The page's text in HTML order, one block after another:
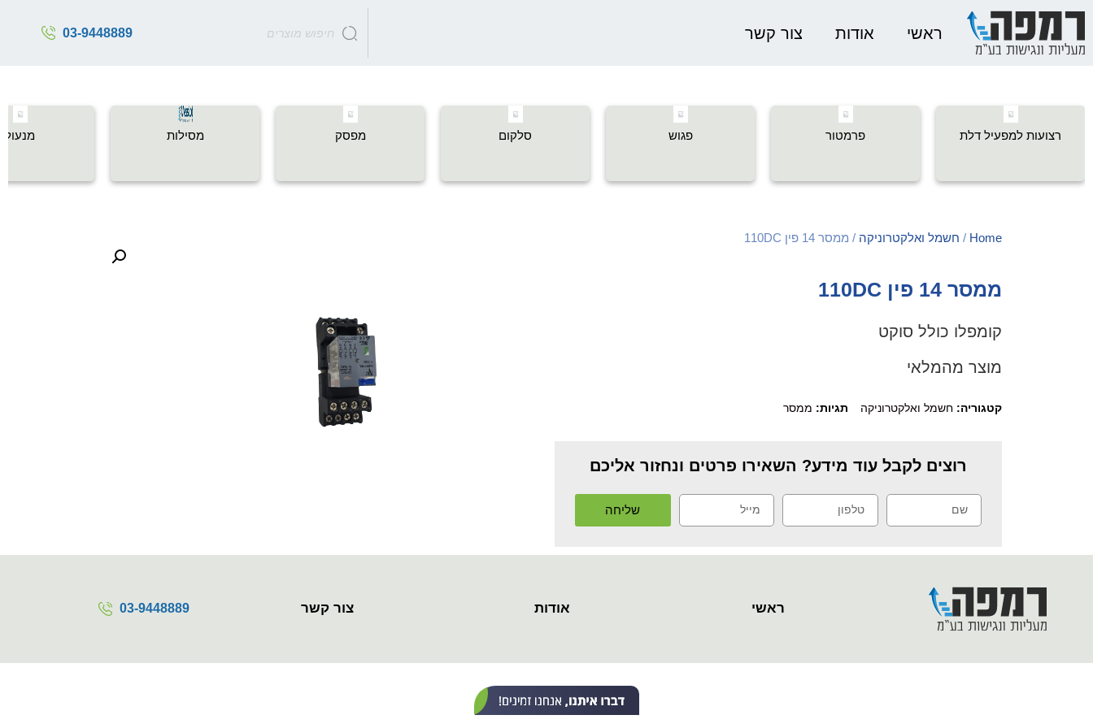
ראשי אודות צור קשר 03-9448889
רצועות למפעיל דלת פרמטור פגוש סלקום מפסק מסילות מנעול
Home
/ חשמל ואלקטרוניקה / ממסר 14 פין 110DC
ממסר 14 פין 110DC
קומפלו כולל סוקט
מוצר מהמלאי
קטגוריה: חשמל ואלקטרוניקה תגיות: ממסר
רוצים לקבל עוד מידע? השאירו פרטים ונחזור אליכם
שליחה
ראשי אודות צור קשר 03-9448889